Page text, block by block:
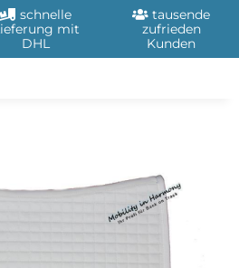
schnelle
mit
DHL
tausende
zufrieden
Kunden